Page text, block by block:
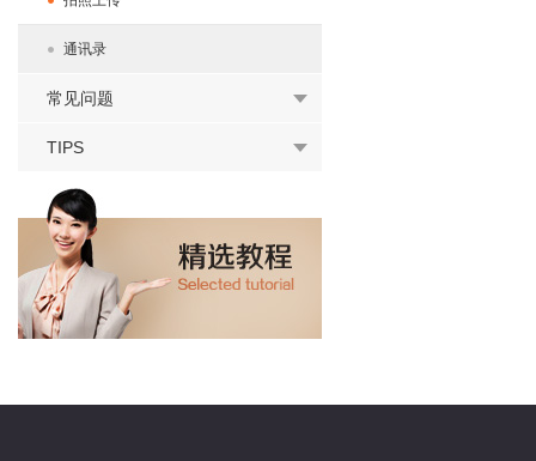
通讯录
常见问题
TIPS